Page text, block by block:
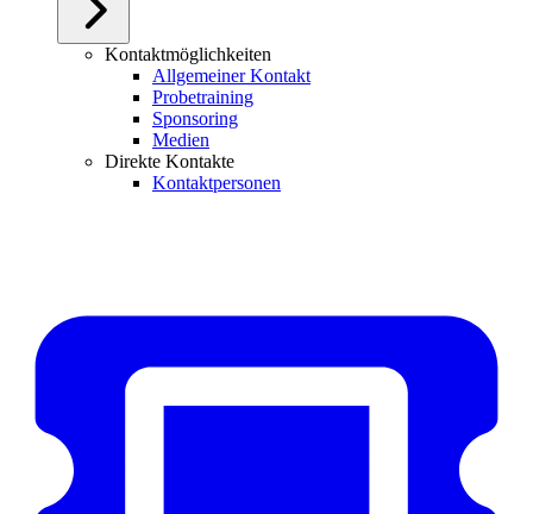
Kontaktmöglichkeiten
Allgemeiner Kontakt
Probetraining
Sponsoring
Medien
Direkte Kontakte
Kontaktpersonen